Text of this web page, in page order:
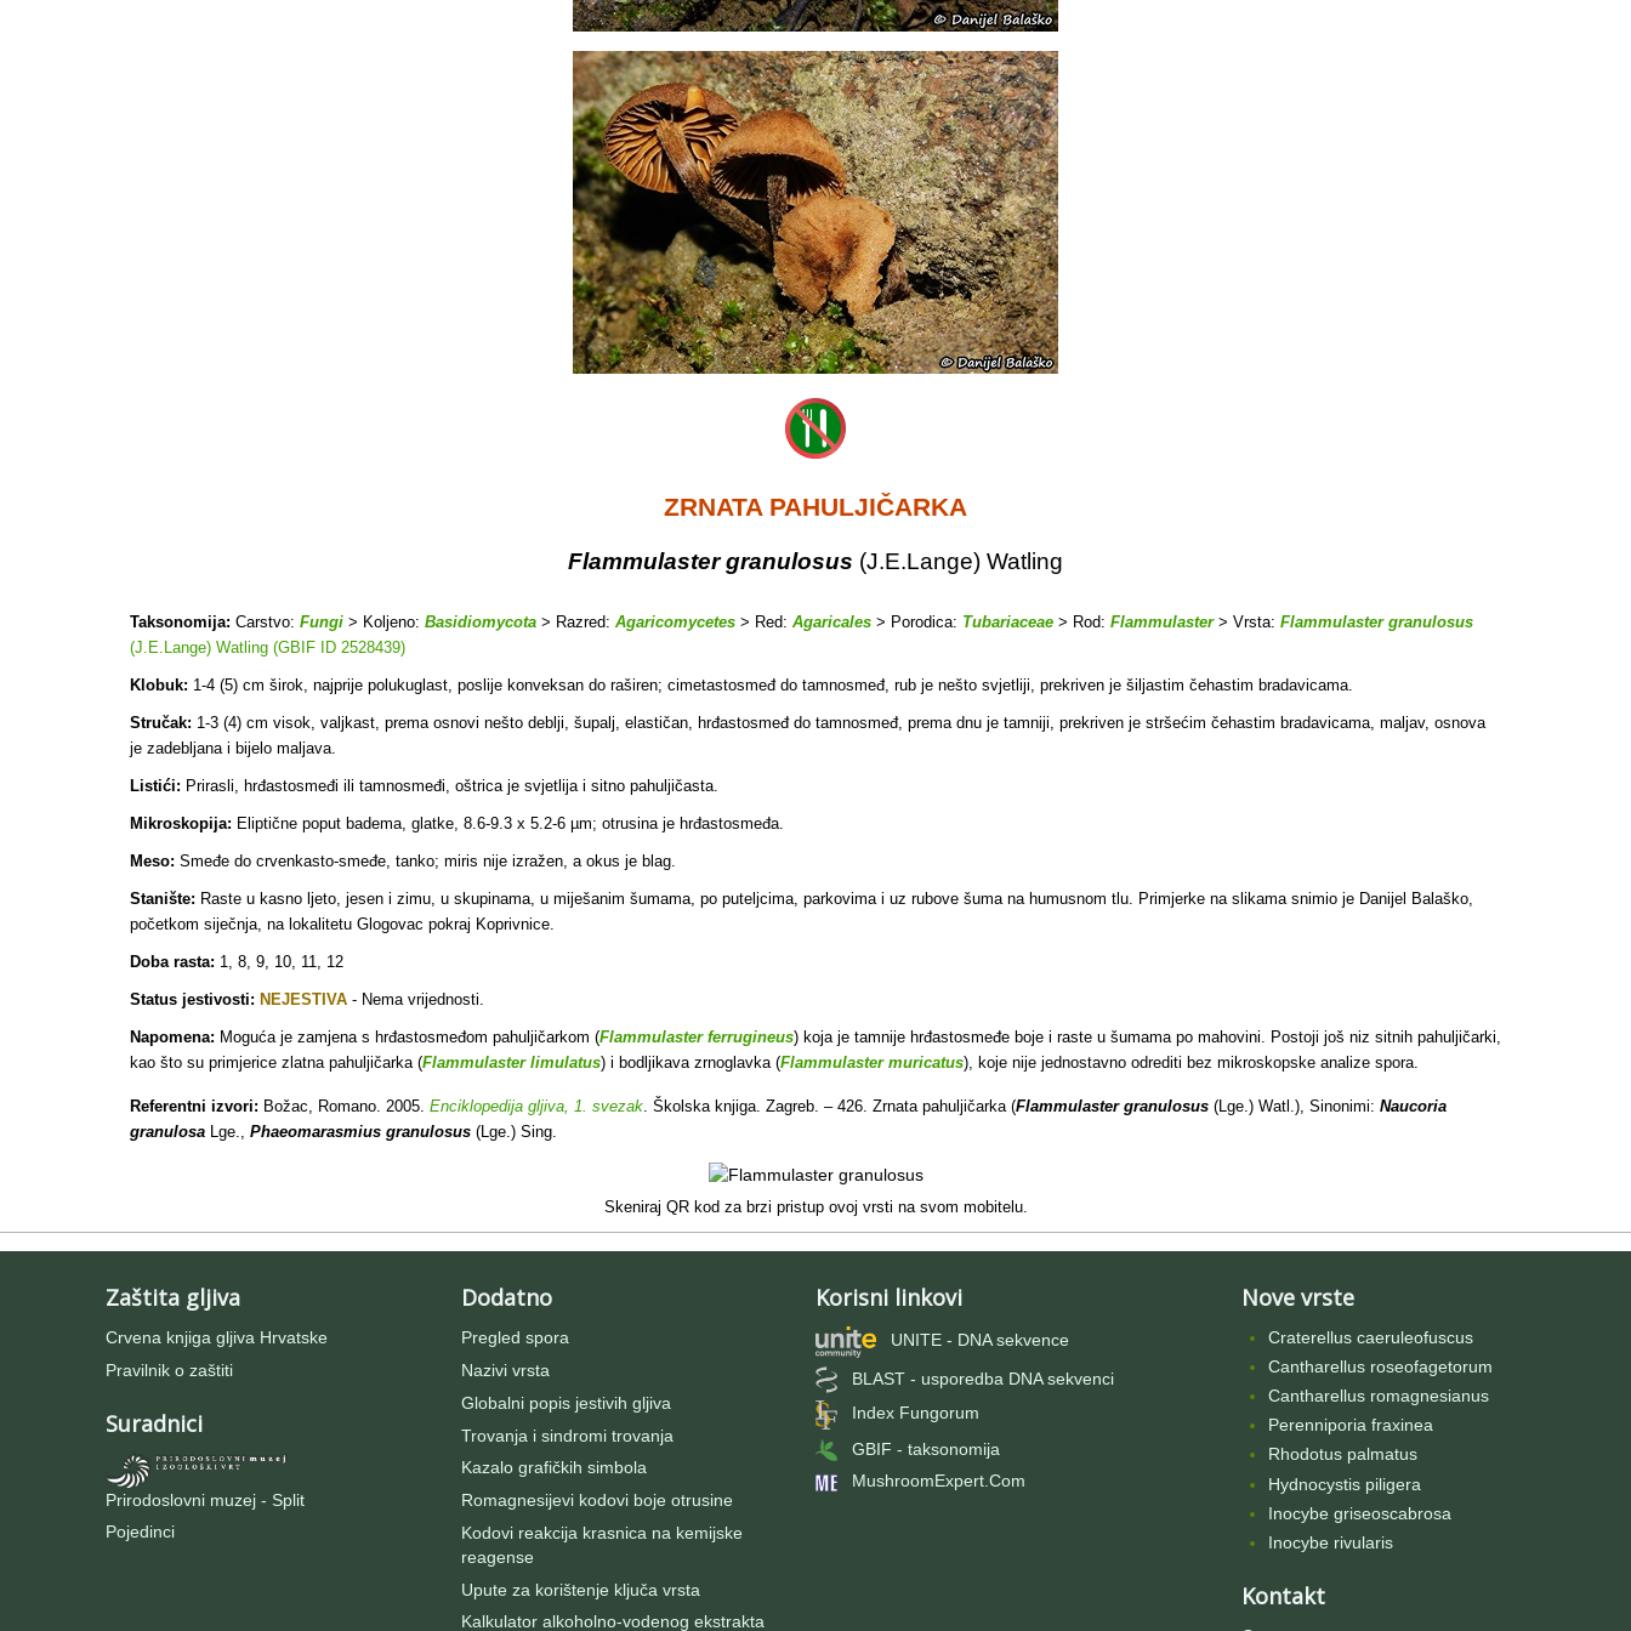
ZRNATA PAHULJIČARKA
Flammulaster granulosus (J.E.Lange) Watling
Taksonomija: Carstvo: Fungi > Koljeno: Basidiomycota > Razred: Agaricomycetes > Red: Agaricales > Porodica: Tubariaceae > Rod: Flammulaster> Vrsta: Flammulaster granulosus
(J.E.Lange) Watling (GBIF ID 2528439)
Klobuk: 1-4 (5) cm širok, najprije polukuglast, poslije konveksan do raširen; cimetastosmeđ do tamnosmeđ, rub je nešto svjetliji, prekriven je šiljastim čehastim bradavicama.
Stručak: 1-3 (4) cm visok, valjkast, prema osnovi nešto deblji, šupalj, elastičan, hrđastosmeđ do tamnosmeđ, prema dnu je tamniji, prekriven je stršećim čehastim bradavicama, maljav, osnova
je zadebljana i bijelo maljava
Listići: Prirasli, hrđastosmeđi ili tamnosmeđi, oštrica je svjetlija i sitno pahuljičasta.
Mikroskopija: Eliptične poput badema, glatke, 8.6-9.3 x 5.2-6 µm; otrusina je hrđastosmeđa.
Meso: Smeđe do crvenkasto-smeđe, tanko; miris nije izražen, a okus je blag.
Stanište: Raste u kasno ljeto, jesen i zimu, u skupinama, u miješanim šumama, po puteljcima, parkovima i uz rubove šuma na humusnom tlu. Primjerke na slikama snimio je Danijel Balaško,
početkom siječnja, na lokalitetu Glogovac pokraj Koprivnice.
Doba rasta: 1, 8, 9, 10, 11, 12
Status jestivosti: NEJESTIVA - Nema vrijednosti.
Napomena: Moguća je zamjena s hrđastosmeđom pahuljičarkom (Flammulaster ferrugineus) koja je tamnije hrđastosmeđe boje i raste u šumama po mahovini. Postoji još niz sitnih pahuljičarki,
kao što su primjerice zlatna pahuljičarka (Flammulaster limulatus) i bodljikava zrnoglavka (Flammulaster muricatus), koje nije jednostavno odrediti bez mikroskopske analize spora.
Referentni izvori: Božac, Romano. 2005. Enciklopedija gljiva, 1. svezak . Školska knjiga. Zagreb. – 426. Zrnata pahuljičarka (Flammulaster granulosus (Lge.) Watl.), Sinonimi: Naucoria
granulosa Lge., Phaeomarasmius granulosus (Lge.) Sing.
Skeniraj QR kod za brzi pristup ovoj vrsti na svom mobitelu.
Zaštita gljiva
Crvena knjiga gljiva Hrvatske
Pravilnik o zaštiti
Suradnici
Prirodoslovni muzej - Split
Pojedinci
Dodatno
Pregled spora
Nazivi vrsta
Globalni popis jestivih gljiva
Trovanja i sindromi trovanja
Kazalo grafičkih simbola
Romagnesijevi kodovi boje otrusine
Kodovi reakcija krasnica na kemijske
reagense
Upute za korištenje ključa vrsta
Kalkulator alkoholno-vodenog ekstrakta
Korisni linkovi
UNITE - DNA sekvence
BLAST - usporedba DNA sekvenci
Index Fungorum
GBIF - taksonomija
MushroomExpert.Com
Nove vrste
Craterellus caeruleofuscus
Cantharellus roseofagetorum
Cantharellus romagnesianus
Perenniporia fraxinea
Rhodotus palmatus
Hydnocystis piligera
Inocybe griseoscabrosa
Inocybe rivularis
Kontakt